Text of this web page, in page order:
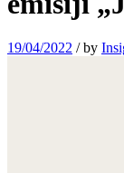
19/04/2022 /by